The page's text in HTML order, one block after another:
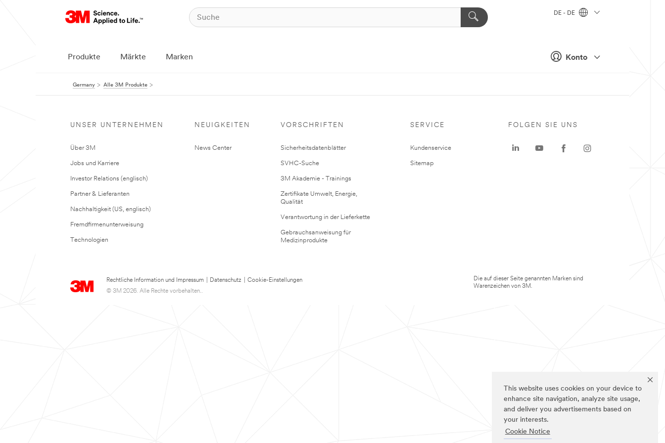
This website uses cookies on your device to
enhance site navigation, analyze site usage,
and deliver you advertisements based on
your interests.
Cookie Notice
Konto
DE - DE
Produkte Märkte Marken
Germany Alle 3M Produkte
UNSER UNTERNEHMEN
Über 3M
Jobs und Karriere
Investor Relations (englisch)
Partner & Lieferanten
Nachhaltigkeit (US, englisch)
Fremdfirmenunterweisung
Technologien
NEUIGKEITEN
News Center
VORSCHRIFTEN
Sicherheitsdatenblätter
SVHC-Suche
3M Akademie - Trainings
Zertifikate Umwelt, Energie,
Qualität
Verantwortung in der Lieferkette
Gebrauchsanweisung für
Medizinprodukte
SERVICE
Kundenservice
Sitemap
Rechtliche Information und Impressum Datenschutz
Cookie-Einstellungen
© 3M 2026. Alle Rechte vorbehalten..
FOLGEN SIE UNS
Die auf dieser Seite genannten Marken sind
Warenzeichen von 3M.